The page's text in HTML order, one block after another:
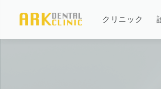
クリニック